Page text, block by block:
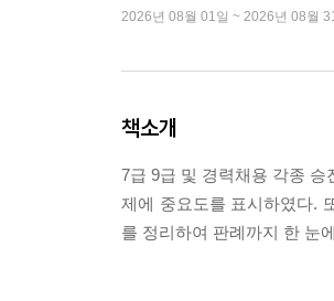
2026년 08월 01일 ~ 2026년 08월
책소개
7급 9급 및 경력채용 각종
제에 중요도를 표시하였다.
를 정리하여 판례까지 한 눈